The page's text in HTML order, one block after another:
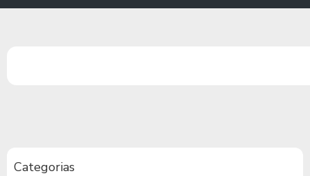
Categorias